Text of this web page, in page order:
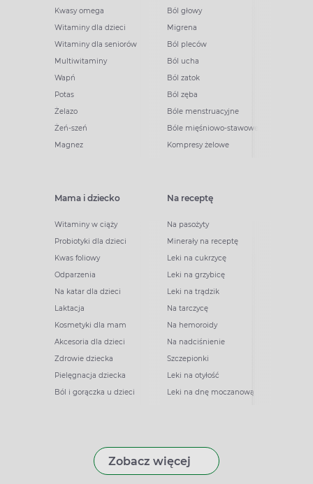
Kwasy omega
Witaminy dla dzieci
Witaminy dla seniorów
Multiwitaminy
Wapń
Potas
Żelazo
Żeń-szeń
Magnez
Ból głowy
Migrena
Ból pleców
Ból ucha
Ból zatok
Ból zęba
Bóle menstruacyjne
Bóle mięśniowo-stawowe
Kompresy żelowe
Mama i dziecko
Witaminy w ciąży
Probiotyki dla dzieci
Kwas foliowy
Odparzenia
Na katar dla dzieci
Laktacja
Kosmetyki dla mam
Akcesoria dla dzieci
Zdrowie dziecka
Pielęgnacja dziecka
Ból i gorączka u dzieci
Na receptę
Na pasożyty
Minerały na receptę
Leki na cukrzycę
Leki na grzybicę
Leki na trądzik
Na tarczycę
Na hemoroidy
Na nadciśnienie
Szczepionki
Leki na otyłość
Leki na dnę moczanową
Zobacz więcej